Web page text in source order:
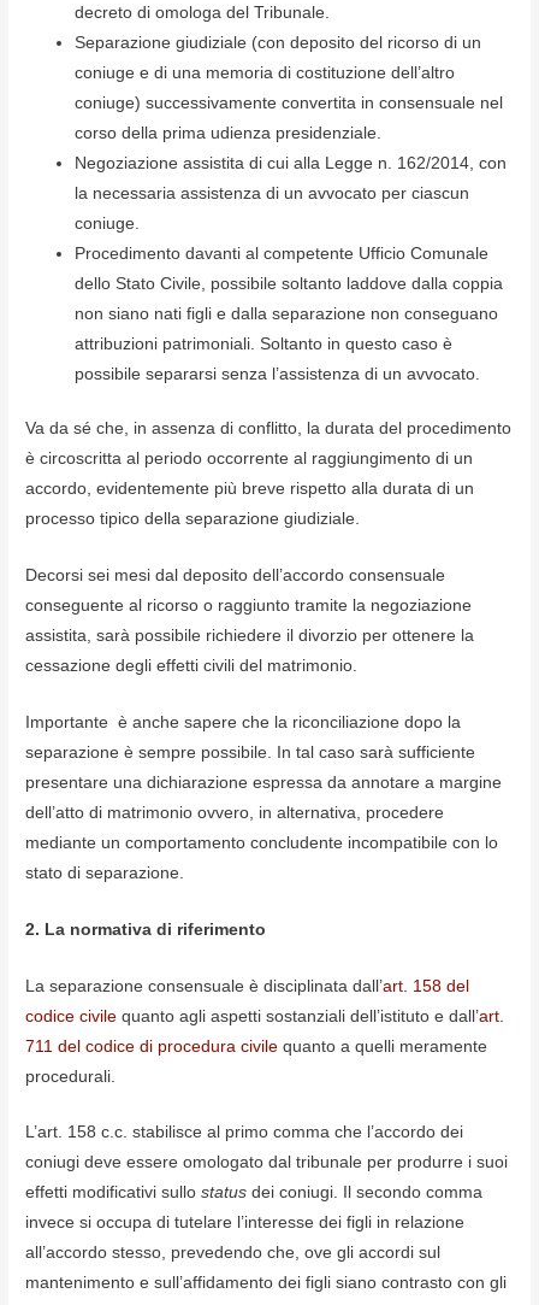
decreto di omologa del Tribunale.
Separazione giudiziale (con deposito del ricorso di un
coniuge e di una memoria di costituzione dell’altro
coniuge) successivamente convertita in consensuale nel
corso della prima udienza presidenziale.
Negoziazione assistita di cui alla Legge n. 162/2014, con
la necessaria assistenza di un avvocato per ciascun
coniuge.
Procedimento davanti al competente Ufficio Comunale
dello Stato Civile, possibile soltanto laddove dalla coppia
non siano nati figli e dalla separazione non conseguano
attribuzioni patrimoniali. Soltanto in questo caso è
possibile separarsi senza l’assistenza di un avvocato.
Va da sé che, in assenza di conflitto, la durata del procedimento
è circoscritta al periodo occorrente al raggiungimento di un
accordo, evidentemente più breve rispetto alla durata di un
processo tipico della separazione giudiziale.
Decorsi sei mesi dal deposito dell’accordo consensuale
conseguente al ricorso o raggiunto tramite la negoziazione
assistita, sarà possibile richiedere il divorzio per ottenere la
cessazione degli effetti civili del matrimonio.
Importante è anche sapere che la riconciliazione dopo la
separazione è sempre possibile. In tal caso sarà sufficiente
presentare una dichiarazione espressa da annotare a margine
dell’atto di matrimonio ovvero, in alternativa, procedere
mediante un comportamento concludente incompatibile con lo
stato di separazione.
2. La normativa di riferimento
La separazione consensuale è disciplinata dall’art. 158 del
codice civile quanto agli aspetti sostanziali dell’istituto e dall’art.
711 del codice di procedura civile quanto a quelli meramente
procedurali.
L’art. 158 c.c. stabilisce al primo comma che l’accordo dei
coniugi deve essere omologato dal tribunale per produrre i suoi
effetti modificativi sullostatus dei coniugi. Il secondo comma
invece si occupa di tutelare l’interesse dei figli in relazione
all’accordo stesso, prevedendo che, ove gli accordi sul
mantenimento e sull’affidamento dei figli siano contrasto con gli